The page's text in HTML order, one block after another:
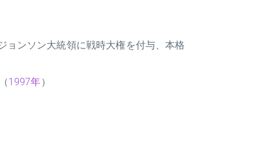
ョンソン大統領に戦時大権を付与、本格
1997年）